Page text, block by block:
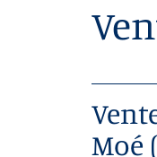
Moé